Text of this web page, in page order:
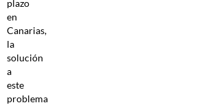
plazo
en
Canarias,
la
solución
a
este
problema